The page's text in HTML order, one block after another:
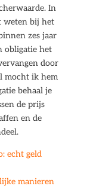
In
weten bij het
zes jaar
obligatie het
door
mocht ik hem
behaal je
de prijs
en de
echt geld
manieren